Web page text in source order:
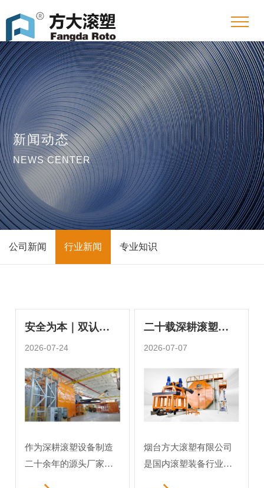
新闻动态
NEWS CENTER
公司新闻 行业新闻 专业知识
安全为本｜双认证
标准加持，方大滚
先
2026-07-24
作为深耕滚塑设备制造
二十余年的源头厂家，
二十载深耕滚塑装
备，烟台方大滚塑
制造标杆
2026-07-07
烟台方大滚塑有限公司
是国内滚塑装备行业老